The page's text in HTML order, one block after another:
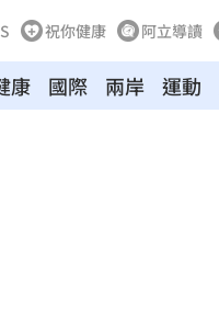
祝你健康 阿立導讀
康 國際 兩岸 運動